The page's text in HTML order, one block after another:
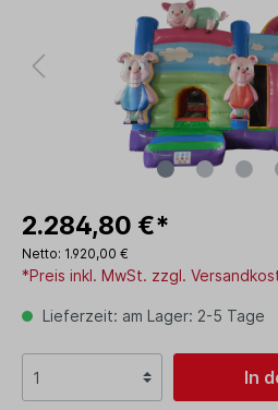
2.284,80 €*
Netto: 1.920,00 €
*Preis inkl. MwSt. zzgl.
Lieferzeit: am Lager: 2-5 Tage
In